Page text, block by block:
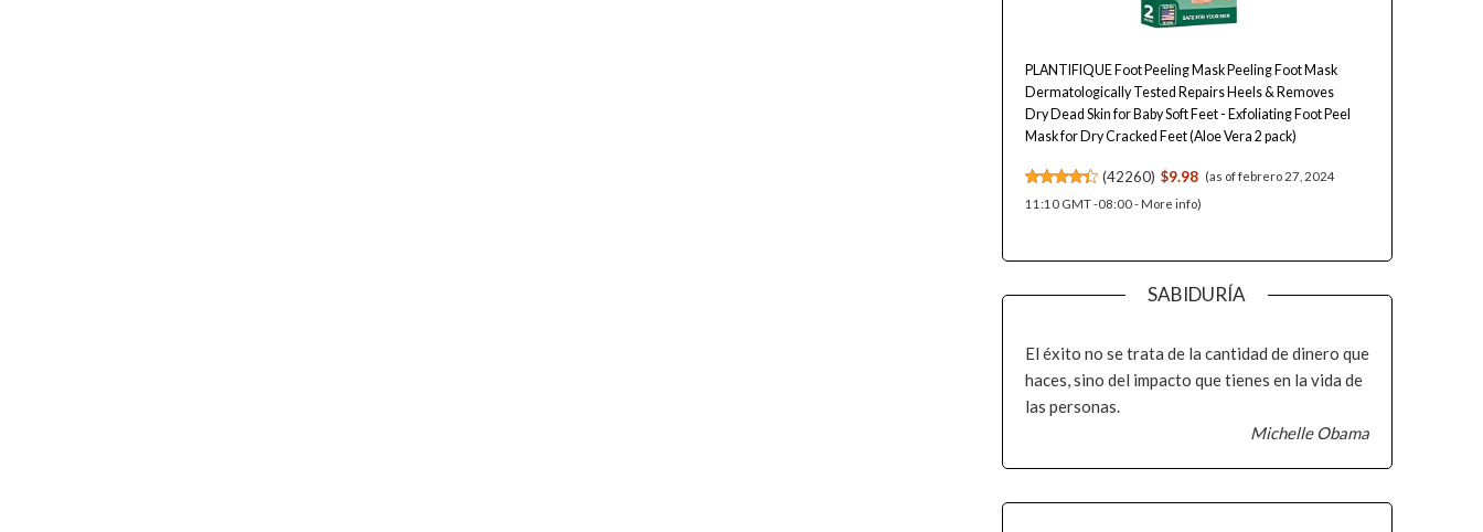
PLANTIFIQUE Foot Peeling Mask Peeling Foot Mask
Dermatologically Tested Repairs Heels & Removes
Dry Dead Skin for Baby Soft Feet - Exfoliating Foot Peel
Mask for Dry Cracked Feet (Aloe Vera 2 pack)
(42260) $9.98 (as of febrero 27, 2024
11:10 GMT -08:00 - More info)
SABIDURÍA
El éxito no se trata de la cantidad de dinero que
haces, sino del impacto que tienes en la vida de
las personas.
Michelle Obama